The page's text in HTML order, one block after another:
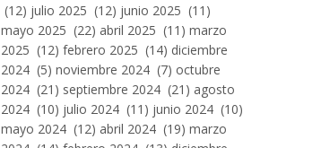
(12) julio 2025 (12) junio 2025 (11)
mayo 2025 (22) abril 2025 (11) marzo
2025 (12) febrero 2025 (14) diciembre
2024 (5) noviembre 2024 (7) octubre
2024 (21) septiembre 2024 (21) agosto
2024 (10) julio 2024 (11) junio 2024 (10)
mayo 2024 (12) abril 2024 (19) marzo